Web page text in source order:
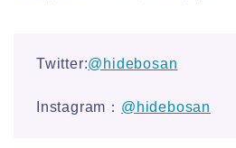
Twitter:@hidebosan
Instagram： @hidebosan